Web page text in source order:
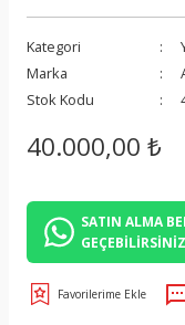
Kategori
Marka
Stok Kodu
40.000,00 ₺
SATIN ALMA